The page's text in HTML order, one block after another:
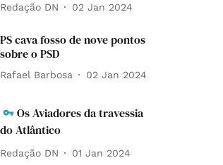
Redação DN 02 Jan 2024
PS cava fosso de nove pontos
sobre o PSD
Rafael Barbosa 02 Jan 2024
Os Aviadores da travessia
do Atlântico
Redação DN 01 Jan 2024